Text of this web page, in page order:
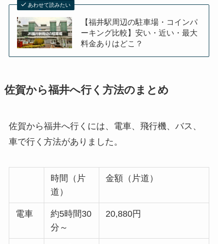
あわせて読みたい
【福井駅周辺の駐車場・コインパ
ーキング比較】安い・近い・最大
料金ありはどこ？
佐賀から福井へ行く方法のまとめ
佐賀から福井へ行くには、電車、飛行機、バス、
車で行く方法がありました。
時間（片
道）
金額（片道）
電車
約5時間30
分～
20,880円